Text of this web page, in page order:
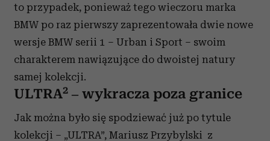
to przypadek, ponieważ tego wieczoru marka
BMW po raz pierwszy zaprezentowała dwie nowe
wersje BMW serii 1 – Urban i Sport – swoim
charakterem nawiązujące do dwoistej natury
samej kolekcji.
ULTRA2 – wykracza poza granice
Jak można było się spodziewać już po tytule
kolekcji – „ULTRA”, Mariusz Przybylski z